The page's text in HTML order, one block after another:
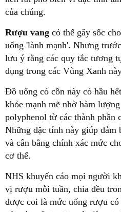
của chúng.
Rượu vang có thể gây sốc
uống 'lành mạnh'. Nhưng
lưu ý rằng các quy tắc tương
dụng trong các Vùng Xanh
Đồ uống có cồn này có hầu
khỏe mạnh mẽ nhờ hàm
polyphenol từ các thành phần
Những đặc tính này giúp đảm
và cân bằng chính xác mức
cơ thể.
NHS khuyến cáo mọi người
vị rượu mỗi tuần, chia đều
được coi là mức uống rượu